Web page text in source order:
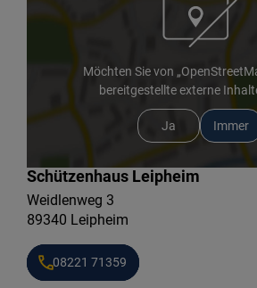
Möchten Sie von
bereitgestellte externe
Ja Immer
Schützenhaus Leipheim
Weidlenweg 3
89340 Leipheim
08221 71359